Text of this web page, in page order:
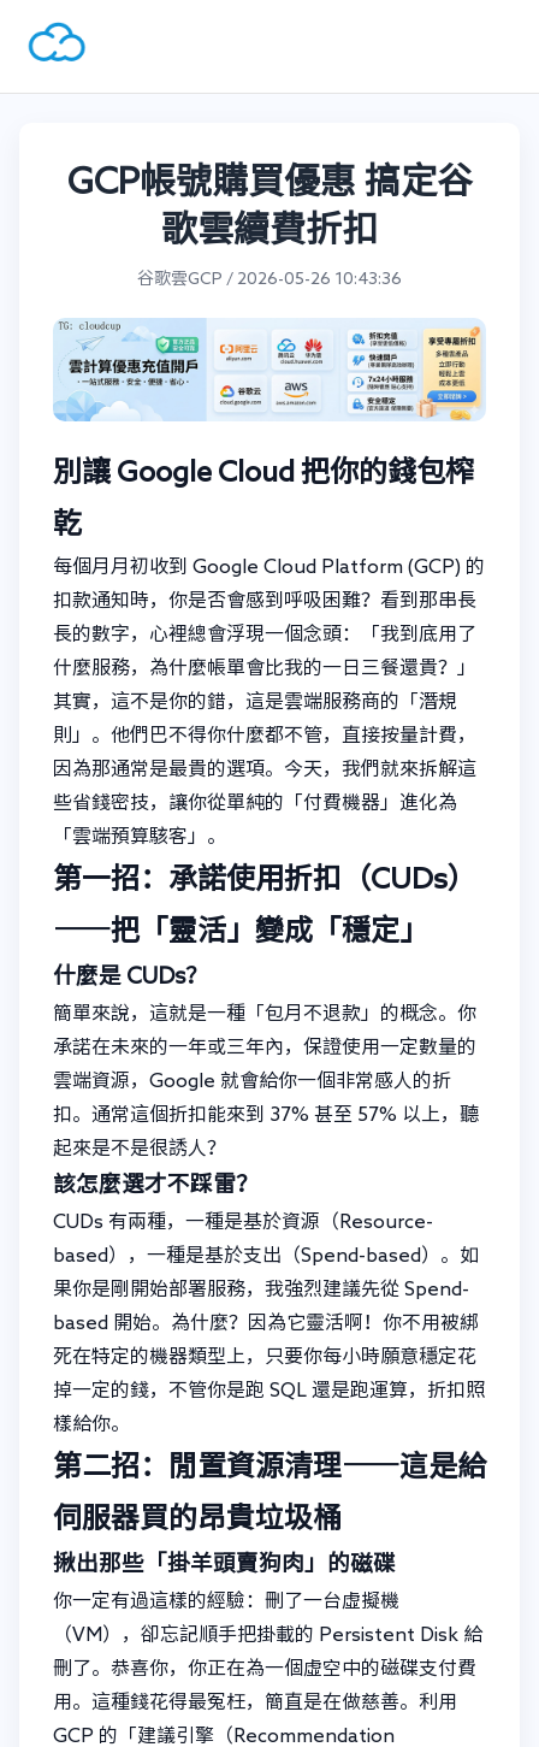
GCP帳號購買優惠 搞定谷
歌雲續費折扣
谷歌雲GCP / 2026-05-26 10:43:36
別讓 Google Cloud 把你的錢包榨
乾
每個月月初收到 Google Cloud Platform (GCP) 的
扣款通知時，你是否會感到呼吸困難？看到那串長
長的數字，心裡總會浮現一個念頭：「我到底用了
什麼服務，為什麼帳單會比我的一日三餐還貴？」
其實，這不是你的錯，這是雲端服務商的「潛規
則」。他們巴不得你什麼都不管，直接按量計費，
因為那通常是最貴的選項。今天，我們就來拆解這
些省錢密技，讓你從單純的「付費機器」進化為
「雲端預算駭客」。
第一招：承諾使用折扣（CUDs）
——把「靈活」變成「穩定」
什麼是 CUDs？
簡單來說，這就是一種「包月不退款」的概念。你
承諾在未來的一年或三年內，保證使用一定數量的
雲端資源，Google 就會給你一個非常感人的折
扣。通常這個折扣能來到 37% 甚至 57% 以上，聽
起來是不是很誘人？
該怎麼選才不踩雷？
CUDs 有兩種，一種是基於資源（Resource-
based），一種是基於支出（Spend-based）。如
果你是剛開始部署服務，我強烈建議先從 Spend-
based 開始。為什麼？因為它靈活啊！你不用被綁
死在特定的機器類型上，只要你每小時願意穩定花
掉一定的錢，不管你是跑 SQL 還是跑運算，折扣照
樣給你。
第二招：閒置資源清理——這是給
伺服器買的昂貴垃圾桶
揪出那些「掛羊頭賣狗肉」的磁碟
你一定有過這樣的經驗：刪了一台虛擬機
（VM），卻忘記順手把掛載的 Persistent Disk 給
刪了。恭喜你，你正在為一個虛空中的磁碟支付費
用。這種錢花得最冤枉，簡直是在做慈善。利用
GCP 的「建議引擎（Recommendation